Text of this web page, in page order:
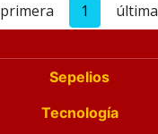
primera 1 última
Sepelios
Tecnología